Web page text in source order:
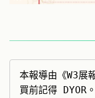
本報導由《W3展
買前記得 DYOR。